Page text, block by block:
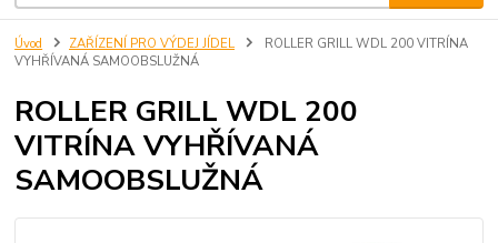
Úvod ZAŘÍZENÍ PRO VÝDEJ JÍDEL
ROLLER GRILL WDL 200 VITRÍNA
VYHŘÍVANÁ SAMOOBSLUŽNÁ
ROLLER GRILL WDL 200
VITRÍNA VYHŘÍVANÁ
SAMOOBSLUŽNÁ